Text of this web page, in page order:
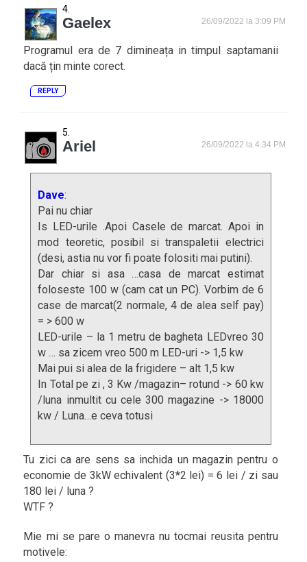
Gaelex 26/09/2022 la 3:09 PM
Programul era de 7 dimineața in timpul saptamanii
dacă țin minte corect.
REPLY
Ariel 26/09/2022 la 4:34 PM
Dave:
Pai nu chiar
Is LED-urile .Apoi Casele de marcat. Apoi in
mod teoretic, posibil si transpaletii electrici
(desi, astia nu vor fi poate folositi mai putini).
Dar chiar si asa …casa de marcat estimat
foloseste 100 w (cam cat un PC). Vorbim de 6
case de marcat(2 normale, 4 de alea self pay)
= > 600 w
LED-urile – la 1 metru de bagheta LEDvreo 30
w … sa zicem vreo 500 m LED-uri -> 1,5 kw
Mai pui si alea de la frigidere – alt 1,5 kw
In Total pe zi , 3 Kw /magazin– rotund -> 60 kw
/luna inmultit cu cele 300 magazine -> 18000
kw / Luna…e ceva totusi
Tu zici ca are sens sa inchida un magazin pentru o
economie de 3kW echivalent (3*2 lei) = 6 lei / zi sau
180 lei / luna ?
WTF ?
Mie mi se pare o manevra nu tocmai reusita pentru
motivele: